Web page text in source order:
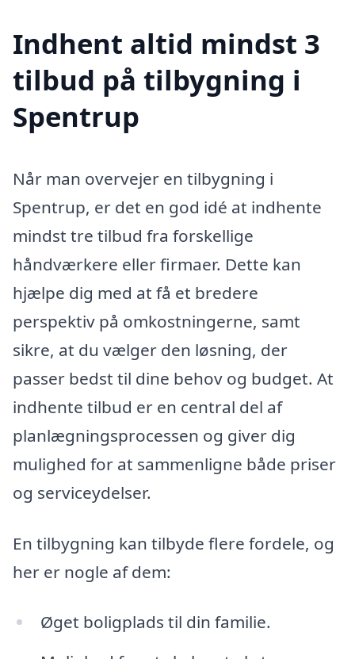
Indhent altid mindst 3
tilbud på tilbygning i
Spentrup
Når man overvejer en tilbygning i
Spentrup, er det en god idé at indhente
mindst tre tilbud fra forskellige
håndværkere eller firmaer. Dette kan
hjælpe dig med at få et bredere
perspektiv på omkostningerne, samt
sikre, at du vælger den løsning, der
passer bedst til dine behov og budget. At
indhente tilbud er en central del af
planlægningsprocessen og giver dig
mulighed for at sammenligne både priser
og serviceydelser.
En tilbygning kan tilbyde flere fordele, og
her er nogle af dem:
Øget boligplads til din familie.